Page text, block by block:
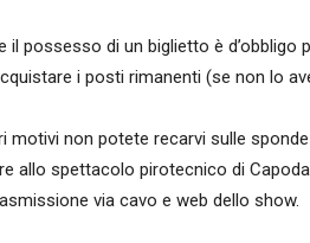
il possesso di un biglietto è d’obbligo
i posti rimanenti (se non lo
motivi non potete recarvi sulle
allo spettacolo pirotecnico di
via cavo e web dello show.